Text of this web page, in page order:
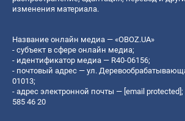
изменения материала.
Название онлайн медиа — «OBOZ.UA»
- субъект в сфере онлайн медиа;
- идентификатор медиа — R40-06156;
- почтовый адрес — ул.
01013;
- адрес электронной почты — [email protected] ;
585 46 20